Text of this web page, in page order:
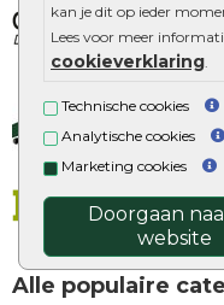
kan je dit op ieder
Lees voor meer
cookieverklaring
Technische cookies
Analytische cookies
Marketing cookies
Doorgaan
website
Alle populaire